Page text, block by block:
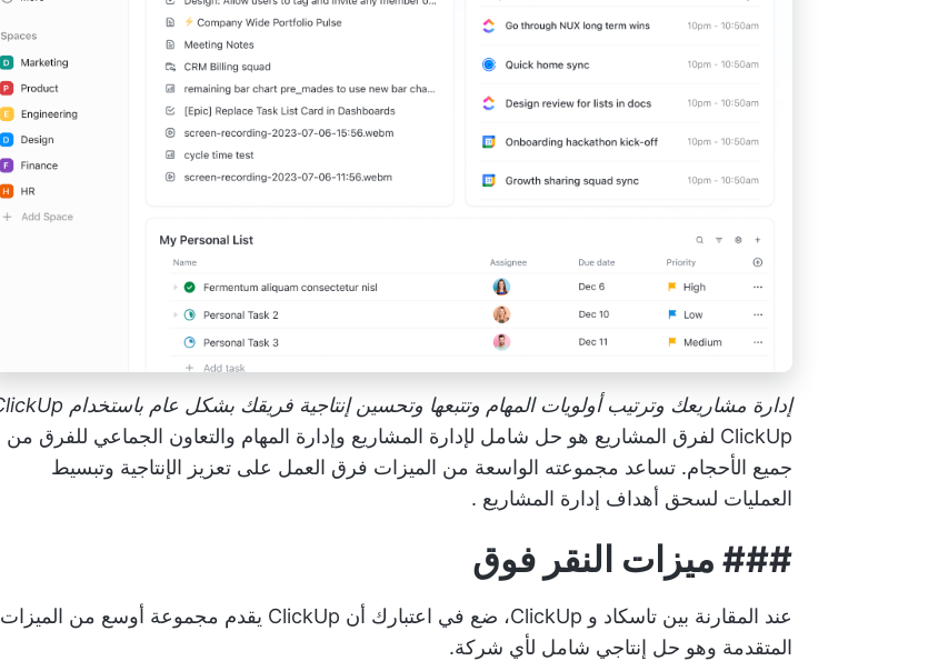
إدارة مشاريعك وترتيب أولويات المهام وتتبعها وتحسين إنتاجية فريقك بشكل عام باستخدام ClickUp
ClickUp لفرق المشاريع
هو حل شامل لإدارة المشاريع وإدارة المهام والتعاون الجماعي للفرق من
جميع الأحجام. تساعد مجموعته الواسعة من الميزات فرق العمل على تعزيز الإنتاجية وتبسيط
العمليات لسحق أهداف إدارة المشاريع .
### ميزات النقر فوق
عند المقارنة بين تاسكاد و ClickUp، ضع في اعتبارك أن ClickUp يقدم مجموعة أوسع من الميزات
المتقدمة وهو حل إنتاجي شامل لأي شركة.